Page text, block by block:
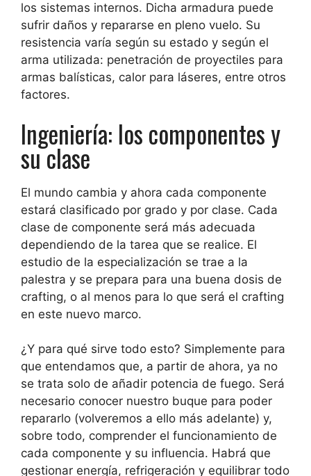
los sistemas internos. Dicha armadura puede
sufrir daños y repararse en pleno vuelo. Su
resistencia varía según su estado y según el
arma utilizada: penetración de proyectiles para
armas balísticas, calor para láseres, entre otros
factores.
Ingeniería: los componentes y
su clase
El mundo cambia y ahora cada componente
estará clasificado por grado y por clase. Cada
clase de componente será más adecuada
dependiendo de la tarea que se realice. El
estudio de la especialización se trae a la
palestra y se prepara para una buena dosis de
crafting, o al menos para lo que será el crafting
en este nuevo marco.
¿Y para qué sirve todo esto? Simplemente para
que entendamos que, a partir de ahora, ya no
se trata solo de añadir potencia de fuego. Será
necesario conocer nuestro buque para poder
repararlo (volveremos a ello más adelante) y,
sobre todo, comprender el funcionamiento de
cada componente y su influencia. Habrá que
gestionar energía, refrigeración y equilibrar todo